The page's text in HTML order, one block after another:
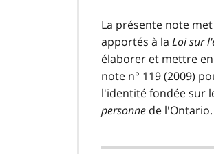
La présente note
apportés à la Loi sur
élaborer et mettre
note n° 119 (2009)
l'identité fondée sur
personne de l'Ontario.